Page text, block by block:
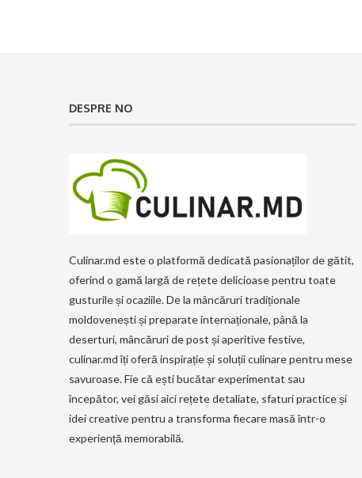
DESPRE NO
Culinar.md este o platformă dedicată pasionaților de gătit,
oferind o gamă largă de rețete delicioase pentru toate
gusturile și ocaziile. De la mâncăruri tradiționale
moldovenești și preparate internaționale, până la
deserturi, mâncăruri de post și aperitive festive,
culinar.md îți oferă inspirație și soluții culinare pentru mese
savuroase. Fie că ești bucătar experimentat sau
începător, vei găsi aici rețete detaliate, sfaturi practice și
idei creative pentru a transforma fiecare masă într-o
experiență memorabilă.